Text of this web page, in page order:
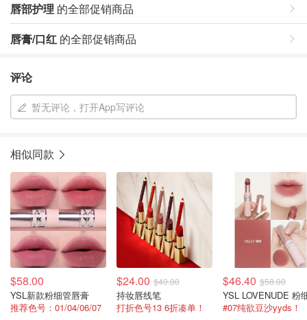
唇部护理 的全部促销商品
唇膏/口红 的全部促销商品
评论
暂无评论，打开App写评论
相似同款
$58.00
YSL新款粉细管唇膏
推荐色号：01/04/06/07
$24.00 $40.00
持妆唇线笔
打折色号13 6折凑单！
$46.40 $58.00
#07纯欲豆沙yyds！